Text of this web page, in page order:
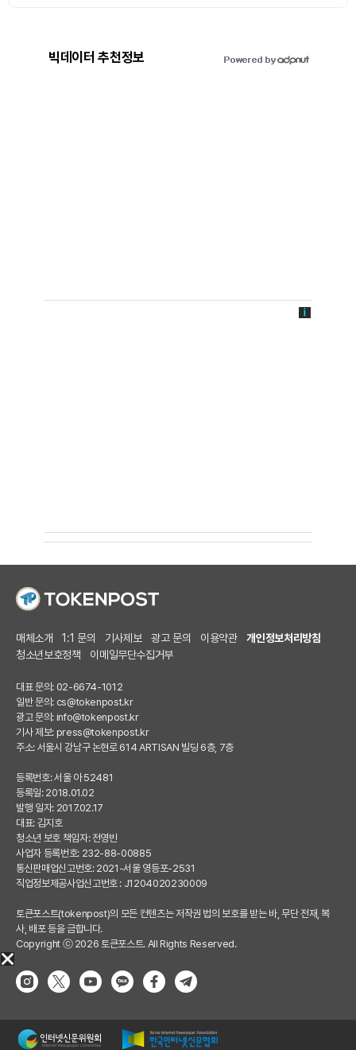
빅데이터 추천정보
매체소개 1:1 문의 기사제보 광고 문의 이용약관
개인정보처리방침
청소년보호정책
이메일무단수집거부
대표 문의: 02-6674-1012
일반 문의: cs@tokenpost.kr
광고 문의: info@tokenpost.kr
기사 제보: press@tokenpost.kr
주소: 서울시 강남구 논현로 614 ARTISAN 빌딩 6층, 7층
등록번호: 서울 아 52481
등록일: 2018.01.02
발행 일자: 2017.02.17
대표: 김지호
청소년 보호 책임자: 전영빈
사업자 등록번호: 232-88-00885
통신판매업신고번호: 2021-서울 영등포-2531
직업정보제공사업신고번호 : J1204020230009
토큰포스트(tokenpost)의 모든 컨텐츠는 저작권 법의 보호를 받는 바, 무단 전재, 복
사, 배포 등을 금합니다.
Copyright ⓒ 2026 토큰포스트. All Rights Reserved.